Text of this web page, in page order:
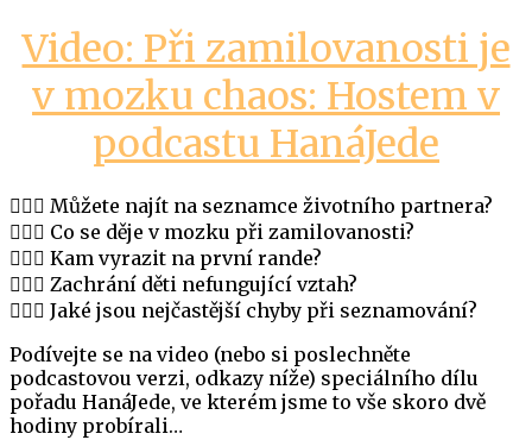
Video: Při zamilovanosti je
v mozku chaos: Hostem v
podcastu HanáJede
👩‍❤️‍👨 Můžete najít na seznamce životního partnera?
👩‍❤️‍👨 Co se děje v mozku při zamilovanosti?
👩‍❤️‍👨 Kam vyrazit na první rande?
👩‍❤️‍👨 Zachrání děti nefungující vztah?
👩‍❤️‍👨 Jaké jsou nejčastější chyby při seznamování?
Podívejte se na video (nebo si poslechněte
podcastovou verzi, odkazy níže) speciálního dílu
pořadu HanáJede, ve kterém jsme to vše skoro dvě
hodiny probírali…